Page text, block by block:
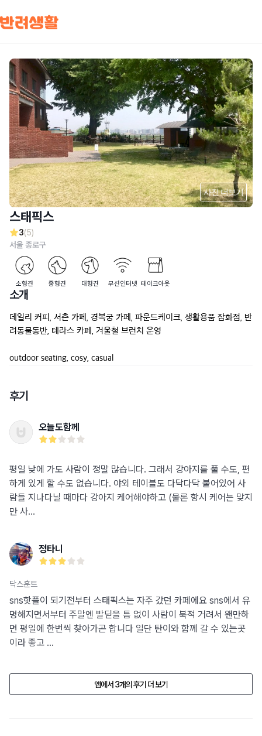
사진 더보기
스태픽스
3(5)
서울 종로구
소형견 중형견 대형견 무선인터넷 테이크아웃
소개
데일리 커피, 서촌 카페, 경복궁 카페, 파운드케이크, 생활용품 잡화점, 반
려동물동반, 테라스 카페, 겨울철 브런치 운영
outdoor seating, cosy, casual
후기
오늘도함께
평일 낮에 가도 사람이 정말 많습니다. 그래서 강아지를 풀 수도, 편
하게 있게 할 수도 없습니다. 야외 테이블도 다닥다닥 붙어있어 사
람들 지나다닐 때마다 강아지 케어해야하고 (물론 항시 케어는 맞지
만 사...
정타니
닥스훈트
sns핫플이 되기전부터 스태픽스는 자주 갔던 카페에요 sns에서 유
명해지면서부터 주말엔 발딛을 틈 없이 사람이 북적 거려서 왠만하
면 평일에 한번씩 찾아가곤 합니다 일단 탄이와 함께 갈 수 있는곳
이라 좋고 ...
앱에서 3개의 후기 더 보기